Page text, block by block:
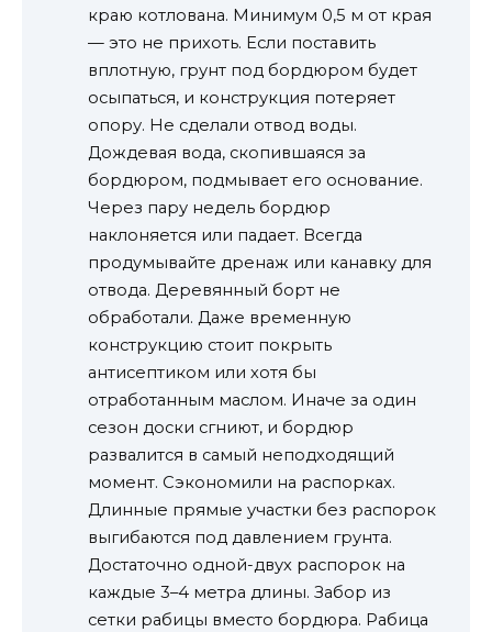
краю котлована. Минимум 0,5 м от края
— это не прихоть. Если поставить
вплотную, грунт под бордюром будет
осыпаться, и конструкция потеряет
опору. Не сделали отвод воды.
Дождевая вода, скопившаяся за
бордюром, подмывает его основание.
Через пару недель бордюр
наклоняется или падает. Всегда
продумывайте дренаж или канавку для
отвода. Деревянный борт не
обработали. Даже временную
конструкцию стоит покрыть
антисептиком или хотя бы
отработанным маслом. Иначе за один
сезон доски сгниют, и бордюр
развалится в самый неподходящий
момент. Сэкономили на распорках.
Длинные прямые участки без распорок
выгибаются под давлением грунта.
Достаточно одной-двух распорок на
каждые 3–4 метра длины. Забор из
сетки рабицы вместо бордюра. Рабица